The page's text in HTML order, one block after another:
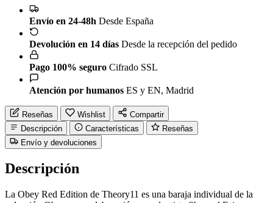
Envío en 24-48h Desde España
Devolución en 14 días Desde la recepción del pedido
Pago 100% seguro Cifrado SSL
Atención por humanos ES y EN, Madrid
Reseñas Wishlist
Compartir
Descripción
Características
Reseñas
Envío y devoluciones
Descripción
La Obey Red Edition de Theory11 es una baraja individual de la